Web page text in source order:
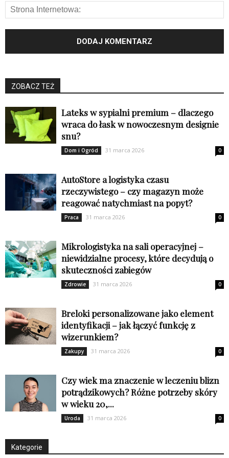
ZOBACZ TEŻ
Lateks w sypialni premium – dlaczego
wraca do łask w nowoczesnym designie
snu?
Dom i Ogród 31 marca 2026 0
AutoStore a logistyka czasu
rzeczywistego – czy magazyn może
reagować natychmiast na popyt?
Praca 31 marca 2026 0
Mikrologistyka na sali operacyjnej –
niewidzialne procesy, które decydują o
skuteczności zabiegów
Zdrowie 31 marca 2026 0
Breloki personalizowane jako element
identyfikacji – jak łączyć funkcję z
wizerunkiem?
Zakupy 31 marca 2026 0
Czy wiek ma znaczenie w leczeniu blizn
potrądzikowych? Różne potrzeby skóry
w wieku 20,...
Uroda 31 marca 2026 0
Kategorie